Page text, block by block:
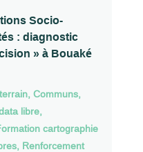
Socio-
: diagnostic
» à Bouaké
, Communs,
libre,
cartographie
, Renforcement